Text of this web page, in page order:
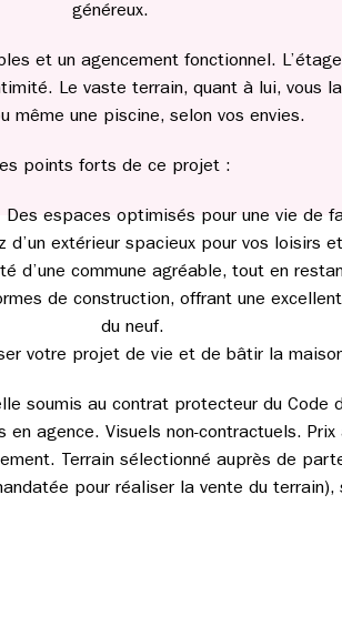
généreux.
et un agencement fonctionnel.
Le vaste terrain, quant à lui, vous
même une piscine, selon vos envies.
points forts de ce projet :
espaces optimisés pour une vie de
d’un extérieur spacieux pour vos loisirs
d’une commune agréable, tout en
de construction, offrant une
du neuf.
votre projet de vie et de bâtir la
soumis au contrat protecteur du
agence. Visuels non-contractuels.
Terrain sélectionné auprès de
pour réaliser la vente du